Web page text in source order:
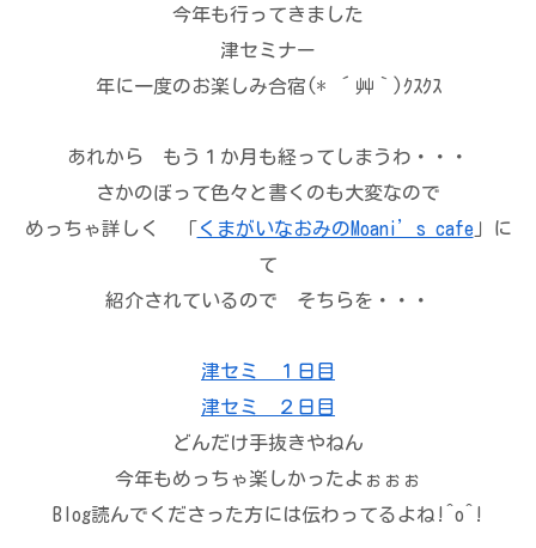
今年も行ってきました
津セミナー
年に一度のお楽しみ合宿(* ´艸｀)ｸｽｸｽ
あれから もう１か月も経ってしまうわ・・・
さかのぼって色々と書くのも大変なので
めっちゃ詳しく 「 くまがいなおみのMoani’s cafe 」に
て
紹介されているので そちらを・・・
津セミ １日目
津セミ ２日目
どんだけ手抜きやねん
今年もめっちゃ楽しかったよぉぉぉ
Blog読んでくださった方には伝わってるよね!^o^!